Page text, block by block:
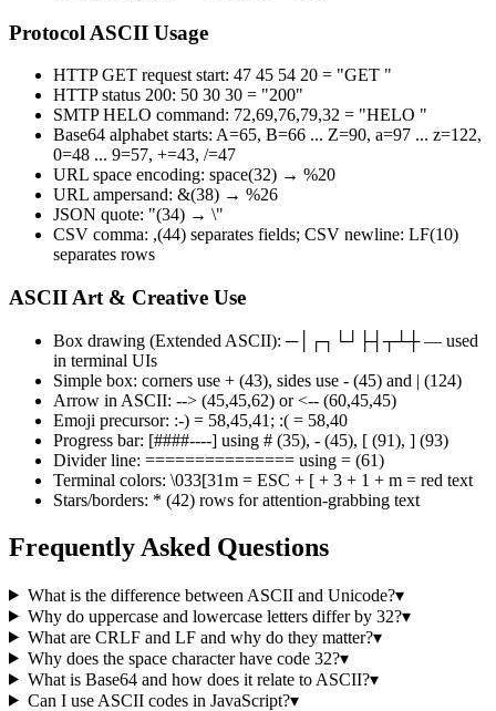
Protocol ASCII Usage
HTTP GET request start: 47 45 54 20 = "GET "
HTTP status 200: 50 30 30 = "200"
SMTP HELO command: 72,69,76,79,32 = "HELO "
Base64 alphabet starts: A=65, B=66 ... Z=90, a=97 ... z=122,
0=48 ... 9=57, +=43, /=47
URL space encoding: space(32) → %20
URL ampersand: &(38) → %26
JSON quote: "(34) → \"
CSV comma: ,(44) separates fields; CSV newline: LF(10)
separates rows
ASCII Art & Creative Use
Box drawing (Extended ASCII): ─│┌┐└┘├┤┬┴┼ — used
in terminal UIs
Simple box: corners use + (43), sides use - (45) and | (124)
Arrow in ASCII: --> (45,45,62) or <-- (60,45,45)
Emoji precursor: :-) = 58,45,41; :( = 58,40
Progress bar: [####----] using # (35), - (45), [ (91), ] (93)
Divider line: =============== using = (61)
Terminal colors: \033[31m = ESC + [ + 3 + 1 + m = red text
Stars/borders: * (42) rows for attention-grabbing text
Frequently Asked Questions
What is the difference between ASCII and Unicode?▾
Why do uppercase and lowercase letters differ by 32?▾
What are CRLF and LF and why do they matter?▾
Why does the space character have code 32?▾
What is Base64 and how does it relate to ASCII?▾
Can I use ASCII codes in JavaScript?▾